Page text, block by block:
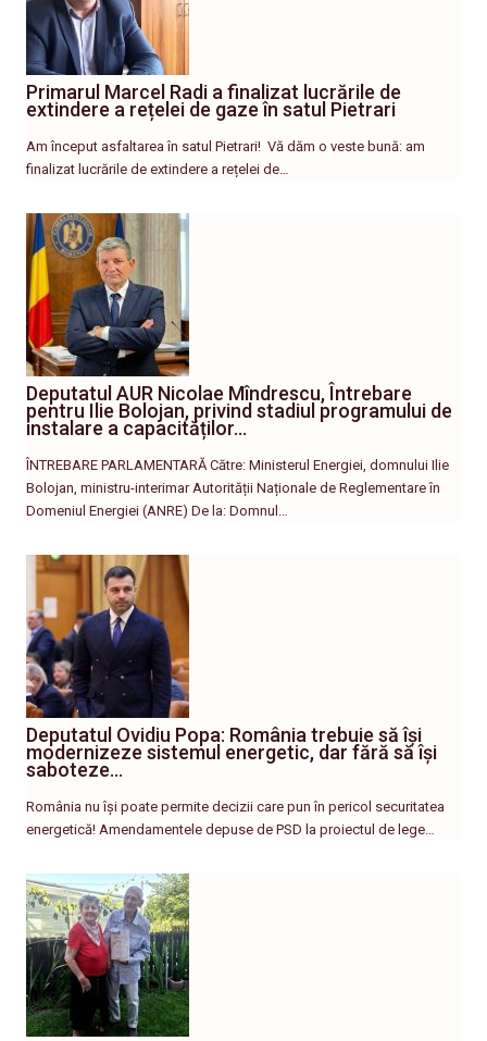
Primarul Marcel Radi a finalizat lucrările de
extindere a rețelei de gaze în satul Pietrari
Am început asfaltarea în satul Pietrari! ​ Vă dăm o veste bună: am
finalizat lucrările de extindere a rețelei de…
Deputatul AUR Nicolae Mîndrescu, Întrebare
pentru Ilie Bolojan, privind stadiul programului de
instalare a capacităților…
ÎNTREBARE PARLAMENTARĂ Către: Ministerul Energiei, domnului Ilie
Bolojan, ministru-interimar Autorității Naționale de Reglementare în
Domeniul Energiei (ANRE) De la: Domnul…
Deputatul Ovidiu Popa: România trebuie să își
modernizeze sistemul energetic, dar fără să își
saboteze…
România nu își poate permite decizii care pun în pericol securitatea
energetică! Amendamentele depuse de PSD la proiectul de lege…